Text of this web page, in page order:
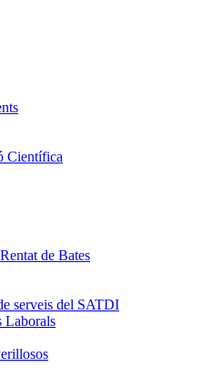
Científica
de Bates
serveis del SATDI
Laborals